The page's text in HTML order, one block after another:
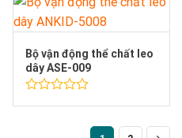
5
sao
Bộ vận động thể chất leo
dây ASE-009
Được